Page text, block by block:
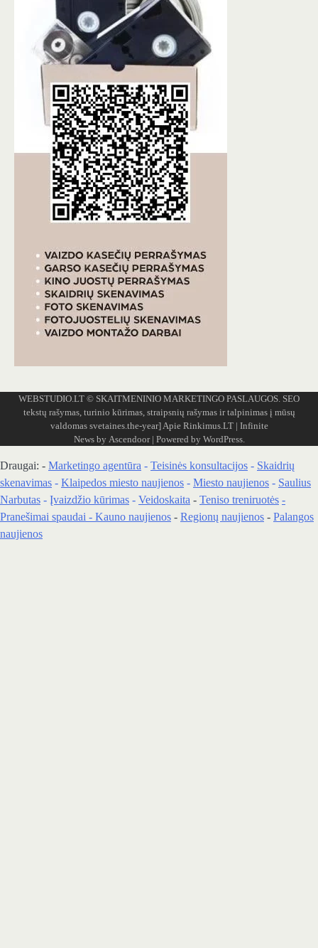
WEBSTUDIO.LT © SKAITMENINIO MARKETINGO PASLAUGOS. SEO
tekstų rašymas, turinio kūrimas, straipsnių rašymas ir talpinimas į mūsų
valdomas svetaines.the-year] Apie Rinkimus.LT| Infinite
News by Ascendoor| Powered by WordPress.
Draugai: - Marketingo agentūra - Teisinės konsultacijos - Skaidrių
skenavimas - Klaipedos miesto naujienos - Miesto naujienos - Saulius
Narbutas - Įvaizdžio kūrimas - Veidoskaita - Teniso treniruotės -
Pranešimai spaudai - Kauno naujienos - Regionų naujienos - Palangos
naujienos